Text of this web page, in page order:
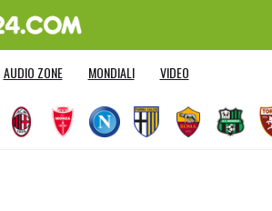
AUDIO ZONE MONDIALI VIDEO